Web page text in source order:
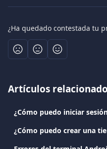
¿Ha quedado contestada tu
Artículos